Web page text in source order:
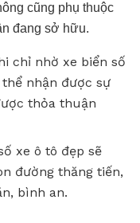
cũng phụ thuộc
đang sở hữu.
chỉ nhờ xe biển số
nhận được sự
thỏa thuận
xe ô tô đẹp sẽ
đường thăng tiến,
bình an.